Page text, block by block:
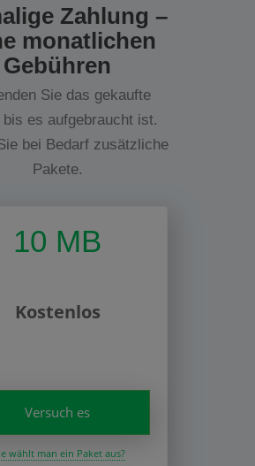
Zahlung –
monatlichen
Gebühren
Sie das gekaufte
bis es aufgebraucht ist.
bei Bedarf zusätzliche
Pakete.
10 MB
Kostenlos
Versuch es
wählt man ein Paket aus?